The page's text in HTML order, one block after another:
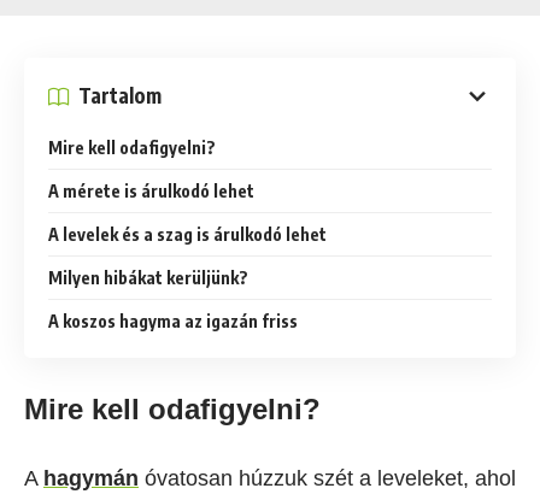
Tartalom
Mire kell odafigyelni?
A mérete is árulkodó lehet
A levelek és a szag is árulkodó lehet
Milyen hibákat kerüljünk?
A koszos hagyma az igazán friss
Mire kell odafigyelni?
A hagymán óvatosan húzzuk szét a leveleket, ahol